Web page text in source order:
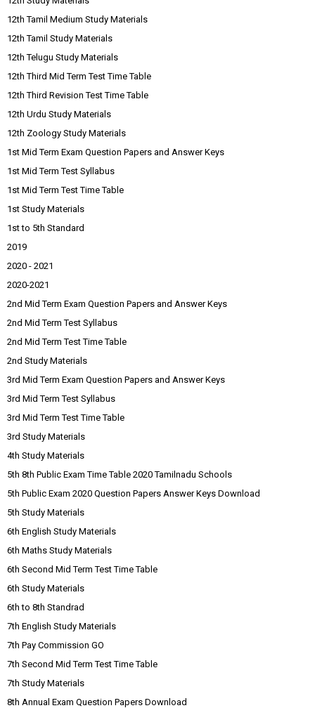
12th Tamil Medium Study Materials
12th Tamil Study Materials
12th Telugu Study Materials
12th Third Mid Term Test Time Table
12th Third Revision Test Time Table
12th Urdu Study Materials
12th Zoology Study Materials
1st Mid Term Exam Question Papers and Answer Keys
1st Mid Term Test Syllabus
1st Mid Term Test Time Table
1st Study Materials
1st to 5th Standard
2019
2020 - 2021
2020-2021
2nd Mid Term Exam Question Papers and Answer Keys
2nd Mid Term Test Syllabus
2nd Mid Term Test Time Table
2nd Study Materials
3rd Mid Term Exam Question Papers and Answer Keys
3rd Mid Term Test Syllabus
3rd Mid Term Test Time Table
3rd Study Materials
4th Study Materials
5th 8th Public Exam Time Table 2020 Tamilnadu Schools
5th Public Exam 2020 Question Papers Answer Keys Download
5th Study Materials
6th English Study Materials
6th Maths Study Materials
6th Second Mid Term Test Time Table
6th Study Materials
6th to 8th Standrad
7th English Study Materials
7th Pay Commission GO
7th Second Mid Term Test Time Table
7th Study Materials
8th Annual Exam Question Papers Download